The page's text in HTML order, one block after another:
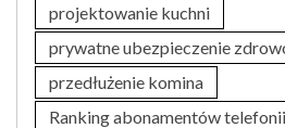
projektowanie kuchni
prywatne ubezpieczenie
przedłużenie komina
Ranking abonamentów